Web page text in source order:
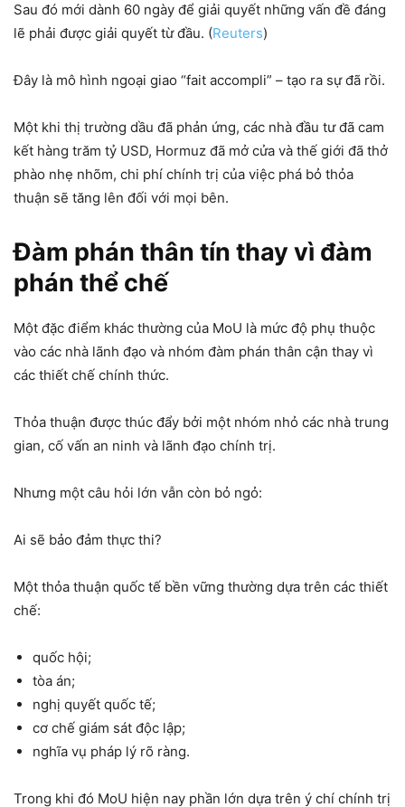
Sau đó mới dành 60 ngày để giải quyết những vấn đề đáng
lẽ phải được giải quyết từ đầu. (Reuters)
Đây là mô hình ngoại giao “fait accompli” – tạo ra sự đã rồi.
Một khi thị trường dầu đã phản ứng, các nhà đầu tư đã cam
kết hàng trăm tỷ USD, Hormuz đã mở cửa và thế giới đã thở
phào nhẹ nhõm, chi phí chính trị của việc phá bỏ thỏa
thuận sẽ tăng lên đối với mọi bên.
Đàm phán thân tín thay vì đàm
phán thể chế
Một đặc điểm khác thường của MoU là mức độ phụ thuộc
vào các nhà lãnh đạo và nhóm đàm phán thân cận thay vì
các thiết chế chính thức.
Thỏa thuận được thúc đẩy bởi một nhóm nhỏ các nhà trung
gian, cố vấn an ninh và lãnh đạo chính trị.
Nhưng một câu hỏi lớn vẫn còn bỏ ngỏ:
Ai sẽ bảo đảm thực thi?
Một thỏa thuận quốc tế bền vững thường dựa trên các thiết
chế:
quốc hội;
tòa án;
nghị quyết quốc tế;
cơ chế giám sát độc lập;
nghĩa vụ pháp lý rõ ràng.
Trong khi đó MoU hiện nay phần lớn dựa trên ý chí chính trị